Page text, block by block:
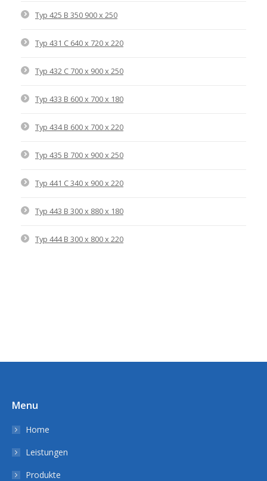
Typ 425 B 350 900 x 250
Typ 431 C 640 x 720 x 220
Typ 432 C 700 x 900 x 250
Typ 433 B 600 x 700 x 180
Typ 434 B 600 x 700 x 220
Typ 435 B 700 x 900 x 250
Typ 441 C 340 x 900 x 220
Typ 443 B 300 x 880 x 180
Typ 444 B 300 x 800 x 220
Menu
Home
Leistungen
Produkte